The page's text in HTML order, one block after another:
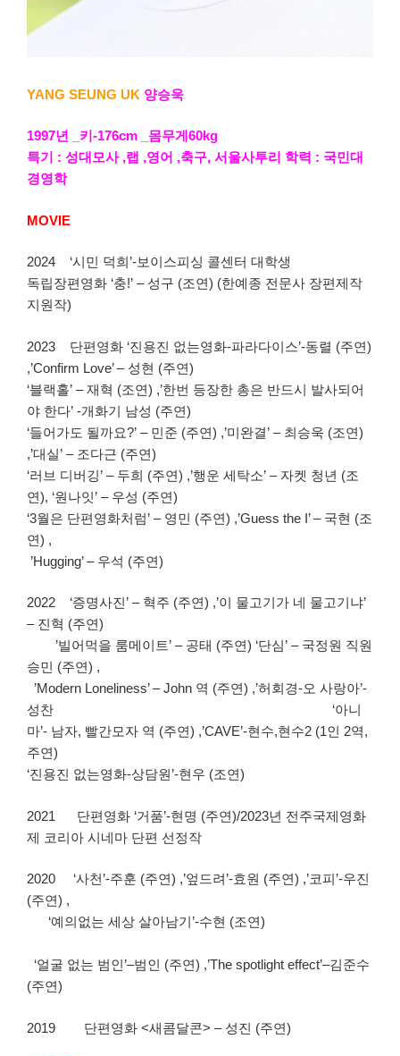
YANG SEUNG UK 양승욱
1997년 _키-176cm _몸무게60kg
특기 : 성대모사 ,랩 ,영어 ,축구, 서울사투리 학력 : 국민대
경영학
MOVIE
2024 ‘시민 덕희’-보이스피싱 콜센터 대학생
독립장편영화 ‘충!’ – 성구 (조연) (한예종 전문사 장편제작
지원작)
2023 단편영화 ‘진용진 없는영화-파라다이스’-동렬 (주연)
,’Confirm Love’ – 성현 (주연)
‘블랙홀’ – 재혁 (조연) ,’한번 등장한 총은 반드시 발사되어
야 한다’ -개화기 남성 (주연)
‘들어가도 될까요?’ – 민준 (주연) ,’미완결’ – 최승욱 (조연)
,’대실’ – 조다근 (주연)
‘러브 디버깅’ – 두희 (주연) ,’행운 세탁소’ – 자켓 청년 (조
연), ‘원나잇’ – 우성 (주연)
‘3월은 단편영화처럼’ – 영민 (주연) ,’Guess the I’ – 국현 (조
연) ,
’Hugging’ – 우석 (주연)
2022 ‘증명사진’ – 혁주 (주연) ,’이 물고기가 네 물고기냐’
– 진혁 (주연)
’빌어먹을 룸메이트’ – 공태 (주연) ‘단심’ – 국정원 직원
승민 (주연) ,
’Modern Loneliness’ – John 역 (주연) ,’허회경-오 사랑아’-
성찬 ‘아니
마’- 남자, 빨간모자 역 (주연) ,’CAVE’-현수,현수2 (1인 2역,
주연)
‘진용진 없는영화-상담원’-현우 (조연)
2021 단편영화 ‘거품’-현명 (주연)/2023년 전주국제영화
제 코리아 시네마 단편 선정작
2020 ‘사천’-주훈 (주연) ,’엎드려’-효원 (주연) ,’코피’-우진
(주연) ,
‘예의없는 세상 살아남기’-수현 (조연)
‘얼굴 없는 범인’–범인 (주연) ,’The spotlight effect’–김준수
(주연)
2019 단편영화 <새콤달콘> – 성진 (주연)